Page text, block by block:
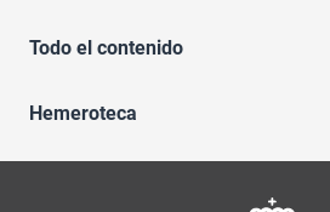
Todo el contenido
Hemeroteca